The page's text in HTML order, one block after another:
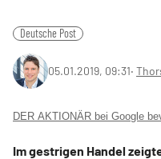
Deutsche Post
05.01.2019, 09:31‧
DER AKTIONÄR bei Google
Im gestrigen Handel